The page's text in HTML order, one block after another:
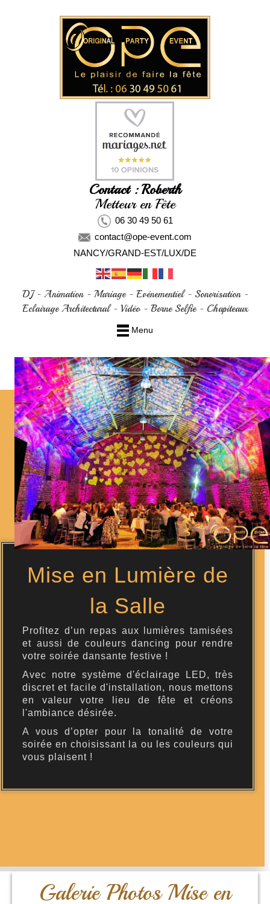
Contact : Roberth
Metteur en Fête
06 30 49 50 61
contact@ope-event.com
NANCY/GRAND-EST/LUX/DE
DJ - Animation - Mariage - Evénementiel - Sonorisation -
Eclairage Architectural - Vidéo - Borne Selfie - Chapiteaux
Menu
Mise en Lumière de
la Salle
Profitez d’un repas aux lumières tamisées
et aussi de couleurs dancing pour rendre
votre soirée dansante festive !
Avec notre système d'éclairage LED, très
discret et facile d'installation, nous mettons
en valeur votre lieu de fête et créons
l'ambiance désirée.
A vous d’opter pour la tonalité de votre
soirée en choisissant la ou les couleurs qui
vous plaisent !
Galerie Photos Mise en